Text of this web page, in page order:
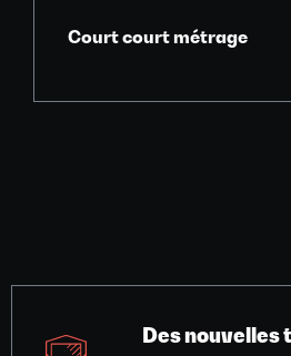
Court court métrage
Des nouvelles